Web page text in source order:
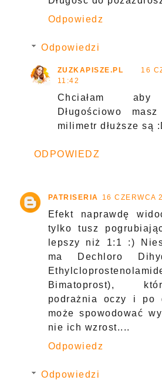
Odpowiedz
Odpowiedzi
ZUZKAPISZE.PL
16
11:42
Chciałam aby
Długościowo
milimetr dłuższe są
ODPOWIEDZ
PATRISERIA 16 CZERWCA
Efekt naprawdę
tylko tusz
lepszy niż 1:1 :)
ma Dechloro
Bimatoprost),
podrażnia oczy i po
może spowodować
nie ich wzrost....
Odpowiedz
Odpowiedzi